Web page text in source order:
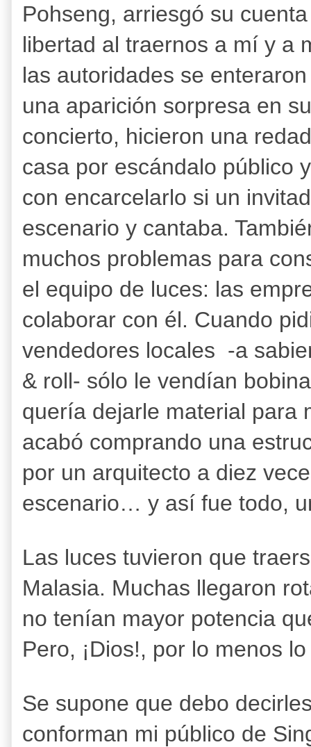
Pohseng, arriesgó su
libertad al traernos a mí y a
las autoridades se
una aparición sorpresa en
concierto, hicieron una
casa por escándalo público
con encarcelarlo si un
escenario y cantaba.
muchos problemas para
el equipo de luces: las
colaborar con él. Cuando
vendedores locales -a
& roll- sólo le vendían
quería dejarle material para
acabó comprando una
por un arquitecto a diez
escenario… y así fue todo,
Las luces tuvieron que
Malasia. Muchas llegaron
no tenían mayor potencia
Pero, ¡Dios!, por lo menos
Se supone que debo
conforman mi público de